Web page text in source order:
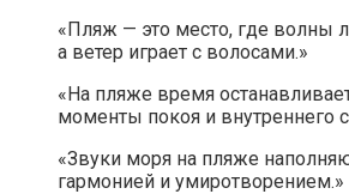
«Пляж — это место, где волны
а ветер играет с волосами.»
«На пляже время
моменты покоя и внутреннего
«Звуки моря на пляже
гармонией и умиротворением.»